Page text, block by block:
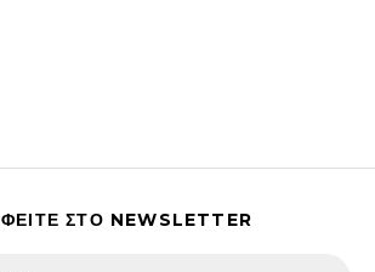
ΣΤΟ NEWSLETTER